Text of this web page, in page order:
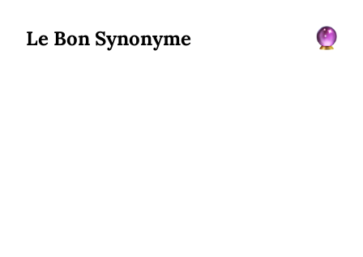
Le Bon Synonyme